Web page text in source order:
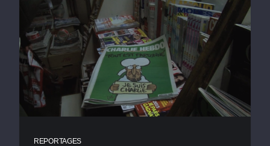
REPORTAGES